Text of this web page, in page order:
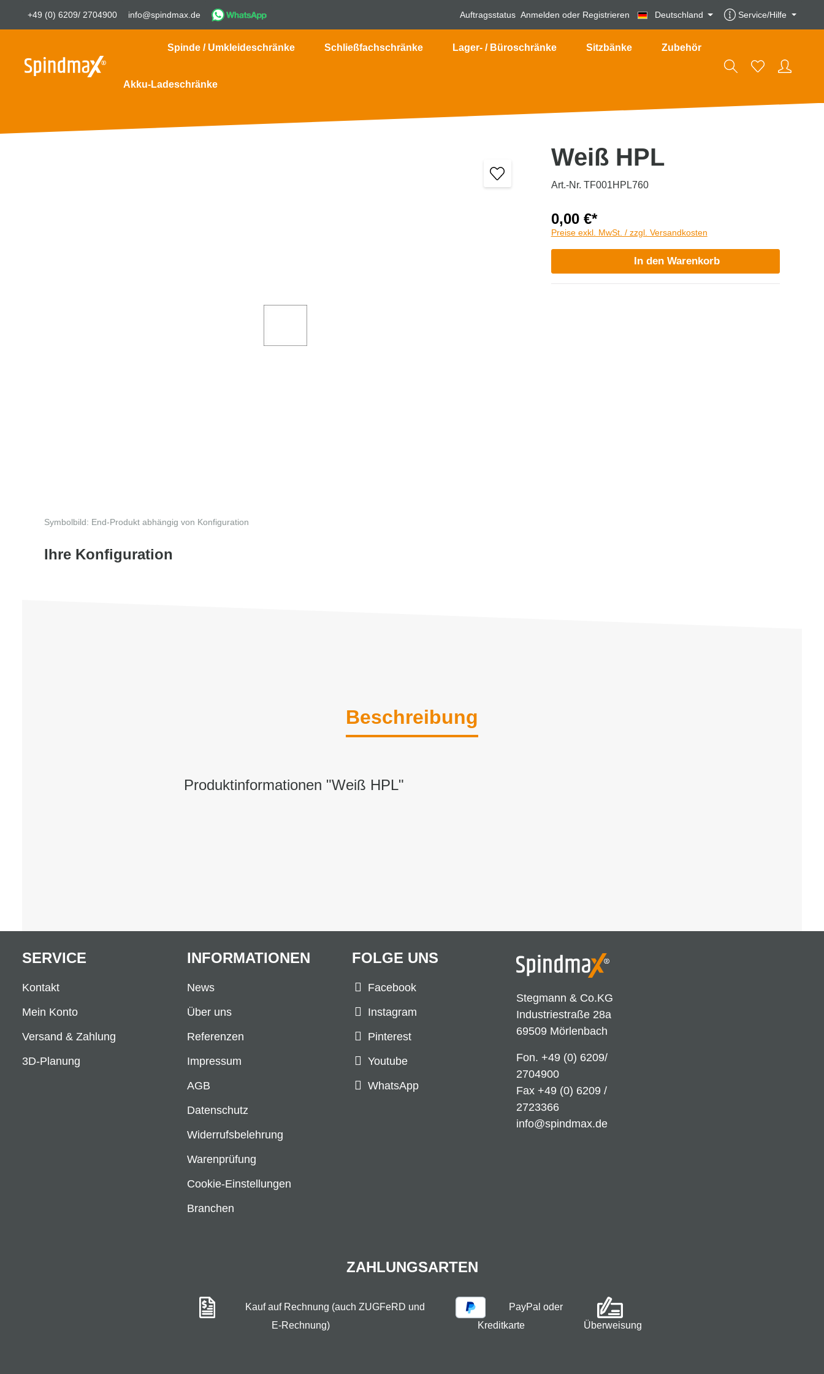
+49 (0) 6209/ 2704900 info@spindmax.de Auftragsstatus Anmelden oder Registrieren Deutschland Service/Hilfe
Spinde / Umkleideschränke Schließfachschränke Lager- / Büroschränke Sitzbänke Zubehör
Akku-Ladeschränke
Symbolbild: End-Produkt abhängig von Konfiguration
Ihre Konfiguration
Weiß HPL
Art.-Nr. TF001HPL760
0,00 €*
Preise exkl. MwSt. / zzgl. Versandkosten
In den Warenkorb
Beschreibung
Produktinformationen "Weiß HPL"
Stegmann & Co.KG
Industriestraße 28a
69509 Mörlenbach
Fon. +49 (0) 6209/
2704900
Fax +49 (0) 6209 /
2723366
info@spindmax.de
FOLGE UNS
Facebook
Instagram
Pinterest
Youtube
WhatsApp
SERVICE
Kontakt
Mein Konto
Versand & Zahlung
3D-Planung
INFORMATIONEN
News
Über uns
Referenzen
Impressum
AGB
Datenschutz
Widerrufsbelehrung
Warenprüfung
Cookie-Einstellungen
Branchen
ZAHLUNGSARTEN
Kauf auf Rechnung (auch ZUGFeRD und
E-Rechnung)
PayPal oder
Kreditkarte
Überweisung